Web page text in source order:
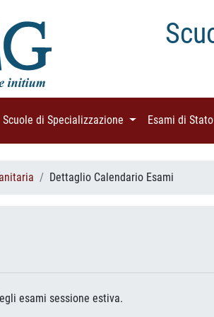
Scuole di Specializzazione (current)Esami di Stato
Dettaglio Calendario Esami
esami sessione estiva.